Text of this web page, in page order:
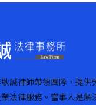
誠律師帶領團隊，提供
法律服務。當事人是解